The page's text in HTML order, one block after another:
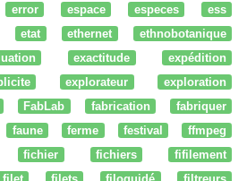
error espace especes
ess
etat ethernet
ethnobotanique
exactitude
expédition
explorateur
exploration
FabLab fabrication
fabriquer
faune ferme festival
ffmpeg
fichier fichiers
fifilement